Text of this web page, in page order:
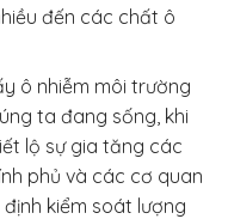
đến các chất ô
ô nhiễm môi trường
ta đang sống, khi
lộ sự gia tăng các
phủ và các cơ quan
kiểm soát lượng